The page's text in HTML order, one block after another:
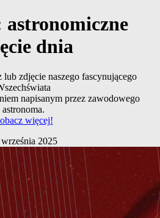
astronomiczne
dnia
zdjęcie naszego fascynującego
napisanym przez zawodowego
astronoma.
więcej!
2025